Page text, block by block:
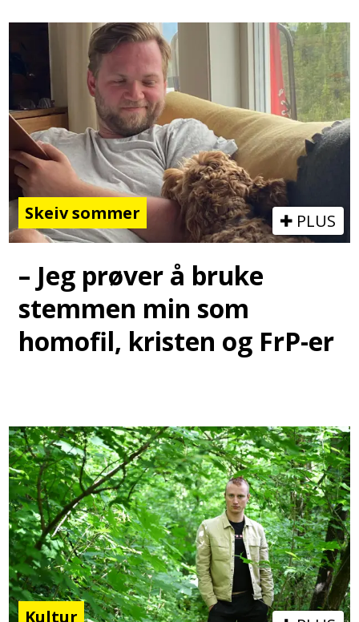
Skeiv sommer PLUS
– Jeg prøver å bruke
stemmen min som
homofil, kristen og FrP-er
Kultur